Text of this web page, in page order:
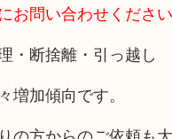
お問い合わせください
・断捨離・引っ越し
増加傾向です。